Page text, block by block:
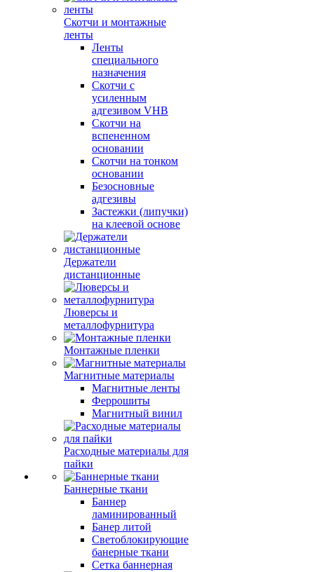
Скотчи и монтажные
ленты
Ленты
специального
назначения
Скотчи с
усиленным
адгезивом VHB
Скотчи на
вспененном
основании
Скотчи на тонком
основании
Безосновные
адгезивы
Застежки (липучки)
на клеевой основе
Держатели
дистанционные
Люверсы и
металлофурнитура
Монтажные пленки
Магнитные материалы
Магнитные ленты
Феррошиты
Магнитный винил
Расходные материалы для
пайки
Баннерные ткани
Баннер
ламинированный
Банер литой
Светоблокирующие
банерные ткани
Сетка баннерная